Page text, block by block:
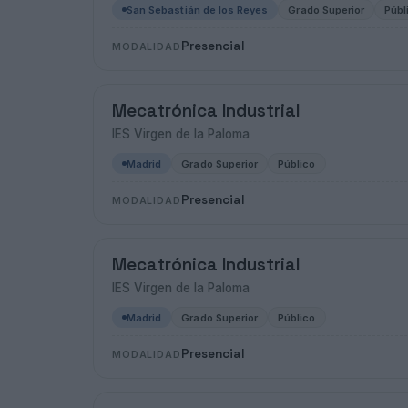
San Sebastián de los Reyes Grado Superior
MODALIDAD Presencial
Mecatrónica Industrial
IES Virgen de la Paloma
Madrid Grado Superior Público
MODALIDAD Presencial
Mecatrónica Industrial
IES Virgen de la Paloma
Madrid Grado Superior Público
MODALIDAD Presencial